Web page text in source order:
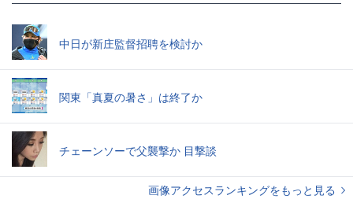
中日が新庄監督招聘を検討か
関東「真夏の暑さ」は終了か
チェーンソーで父襲撃か 目撃談
画像アクセスランキングをもっと見る